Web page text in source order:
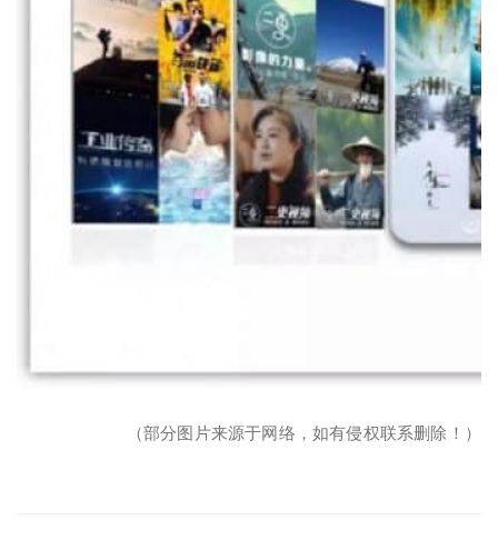
（部分图片来源于网络，如有侵权联系删除！）